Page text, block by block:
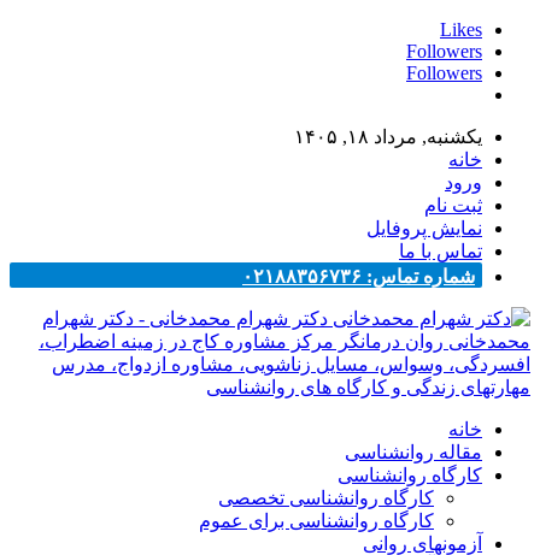
Likes
Followers
Followers
یکشنبه, مرداد ۱۸, ۱۴۰۵
خانه
ورود
ثبت نام
نمایش پروفایل
تماس با ما
شماره تماس: ۰۲۱۸۸۳۵۶۷۳۶
دکتر شهرام محمدخانی - دکتر شهرام
محمدخانی روان درمانگر مرکز مشاوره کاج در زمینه اضطراب،
افسردگی، وسواس، مسایل زناشویی، مشاوره ازدواج، مدرس
مهارتهای زندگی و کارگاه های روانشناسی
خانه
مقاله روانشناسی
کارگاه روانشناسی
کارگاه روانشناسی تخصصی
کارگاه روانشناسی برای عموم
آزمونهای روانی